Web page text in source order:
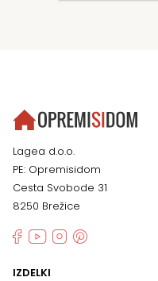
Lagea d.o.o.
PE: Opremisidom
Cesta Svobode 31
8250 Brežice
IZDELKI